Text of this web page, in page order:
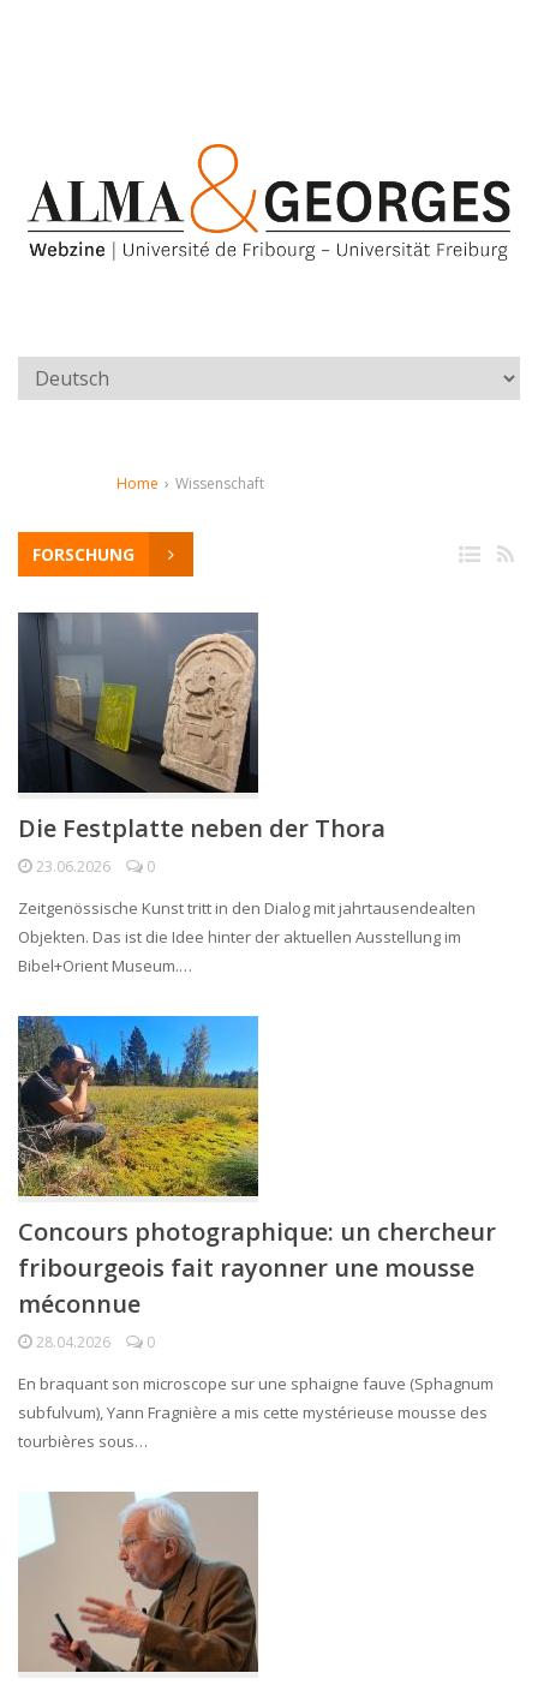
Home › Wissenschaft
FORSCHUNG
Die Festplatte neben der Thora
23.06.2026 0
Zeitgenössische Kunst tritt in den Dialog mit jahrtausendealten
Objekten. Das ist die Idee hinter der aktuellen Ausstellung im
Bibel+Orient Museum.…
Concours photographique: un chercheur
fribourgeois fait rayonner une mousse
méconnue
28.04.2026 0
En braquant son microscope sur une sphaigne fauve (Sphagnum
subfulvum), Yann Fragnière a mis cette mystérieuse mousse des
tourbières sous…